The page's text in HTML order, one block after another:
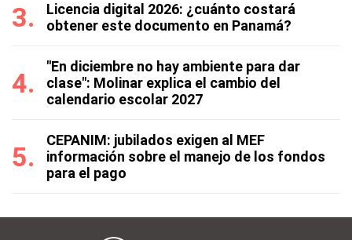
Licencia digital 2026: ¿cuánto costará
obtener este documento en Panamá?
"En diciembre no hay ambiente para dar
clase": Molinar explica el cambio del
calendario escolar 2027
CEPANIM: jubilados exigen al MEF
información sobre el manejo de los fondos
para el pago